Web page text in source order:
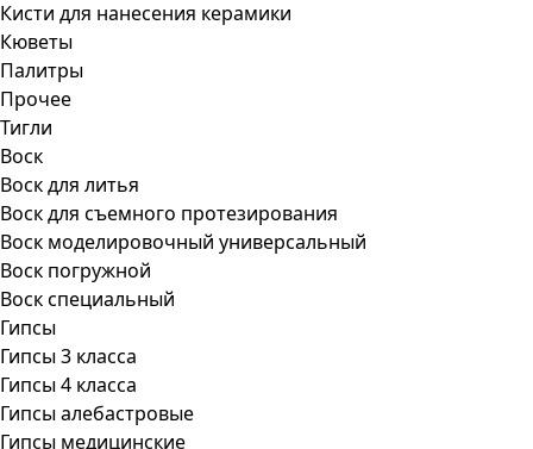
Кисти для нанесения керамики
Кюветы
Палитры
Прочее
Тигли
Воск
Воск для литья
Воск для съемного протезирования
Воск моделировочный универсальный
Воск погружной
Воск специальный
Гипсы
Гипсы 3 класса
Гипсы 4 класса
Гипсы алебастровые
Гипсы медицинские